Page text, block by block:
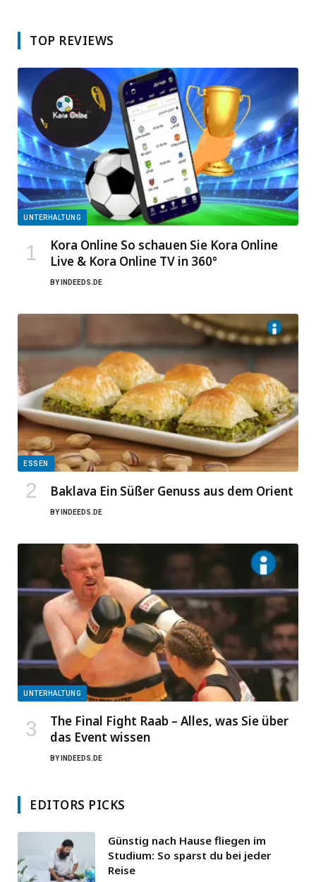
TOP REVIEWS
UNTERHALTUNG
Kora Online So schauen Sie Kora Online
Live & Kora Online TV in 360°
BY INDEEDS.DE
ESSEN
Baklava Ein Süßer Genuss aus dem Orient
BY INDEEDS.DE
UNTERHALTUNG
The Final Fight Raab – Alles, was Sie über
das Event wissen
BY INDEEDS.DE
EDITORS PICKS
Günstig nach Hause fliegen im
Studium: So sparst du bei jeder
Reise